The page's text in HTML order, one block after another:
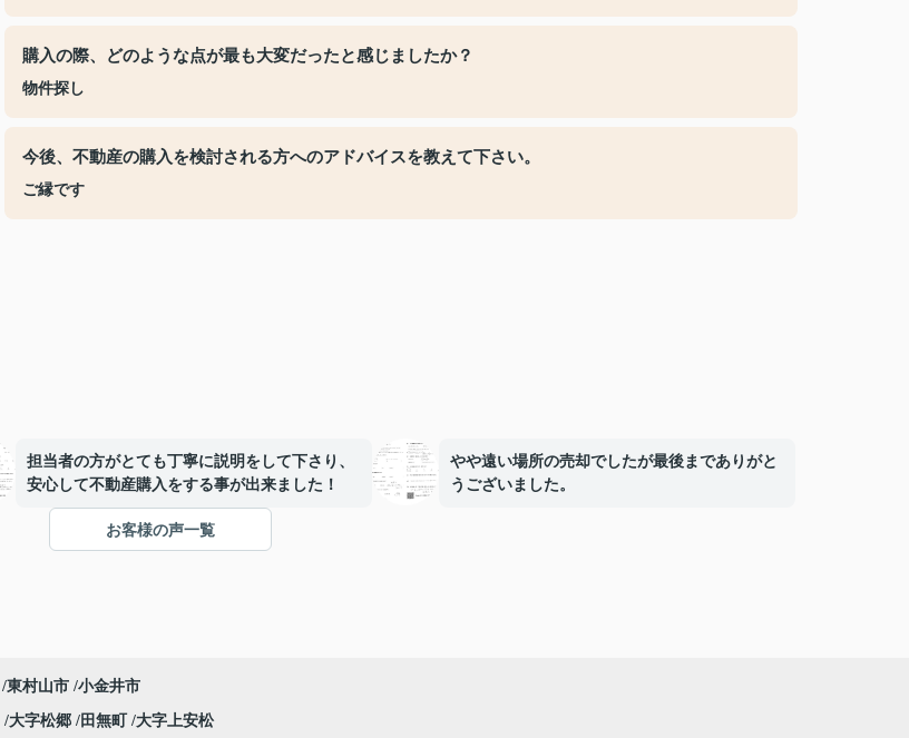
購入の際、どのような点が最も大変だったと感じましたか？
物件探し
今後、不動産の購入を検討される方へのアドバイスを教えて下さい。
ご縁です
担当者の方がとても丁寧に説明をして下さり、
安心して不動産購入をする事が出来ました！
やや遠い場所の売却でしたが最後までありがと
うございました。
お客様の声一覧
東村山市 小金井市
大字松郷 田無町 大字上安松